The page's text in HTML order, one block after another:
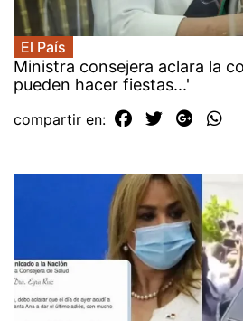
El País
Ministra consejera aclara la
pueden hacer fiestas...'
compartir en: